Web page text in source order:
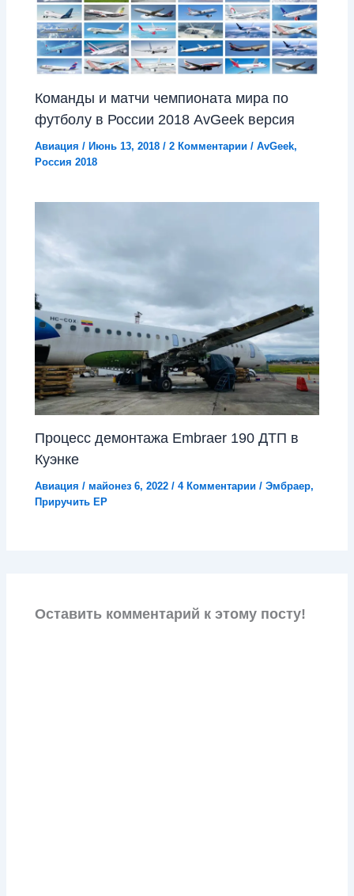
Команды и матчи чемпионата мира по
футболу в России 2018 AvGeek версия
Авиация / Июнь 13, 2018/2 Комментарии /AvGeek,
Россия 2018
Процесс демонтажа Embraer 190 ДТП в
Куэнке
Авиация /майонез 6, 2022/4 Комментарии /Эмбраер,
Приручить EP
Оставить комментарий к этому посту!